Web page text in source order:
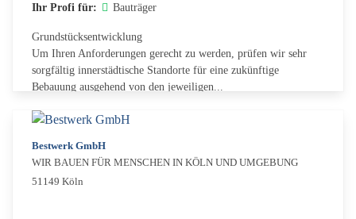
Ihr Profi für: Bauträger
Grundstücksentwicklung
Um Ihren Anforderungen gerecht zu werden, prüfen wir sehr
sorgfältig innerstädtische Standorte für eine zukünftige
Bebauung ausgehend von den jeweiligen...
Bestwerk GmbH
WIR BAUEN FÜR MENSCHEN IN KÖLN UND UMGEBUNG
51149 Köln